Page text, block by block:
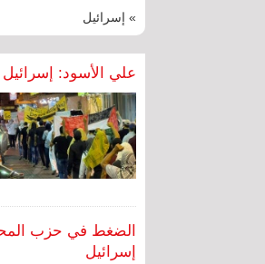
» إسرائيل
علي الأسود:
الضغط في حزب
إسرائيل